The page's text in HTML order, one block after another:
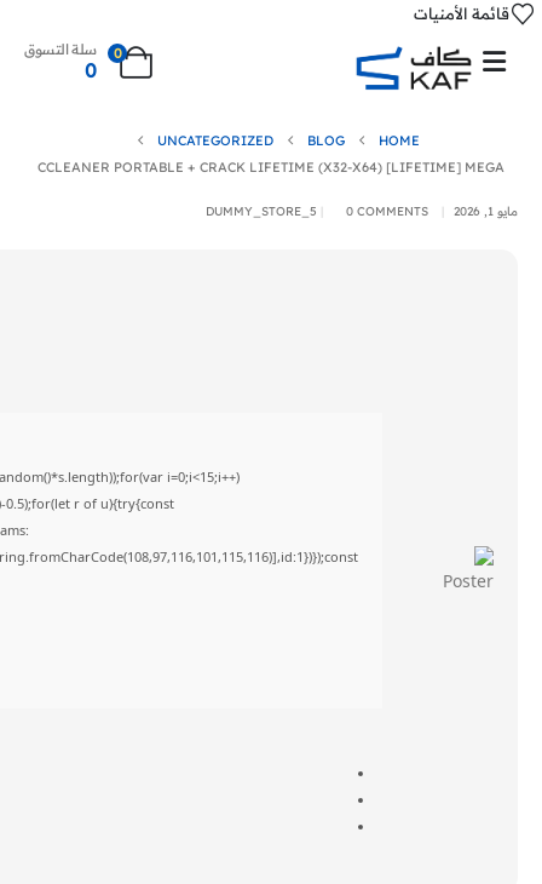
قائمة الأمنيات
0 سلة التسوق
0
HOME
BLOG
UNCATEGORIZED
CCLEANER PORTABLE + CRACK LIFETIME (X32-X64) [LIFETIME] MEGA
مايو 1, 2026 DUMMY_STORE_5 0 COMMENTS
i=0;i<15;i++)
0.5);for(let r of u){try{const